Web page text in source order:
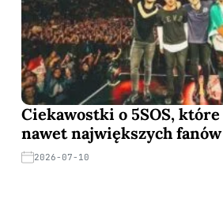
Ciekawostki o 5SOS, które
nawet największych fanów
2026-07-10